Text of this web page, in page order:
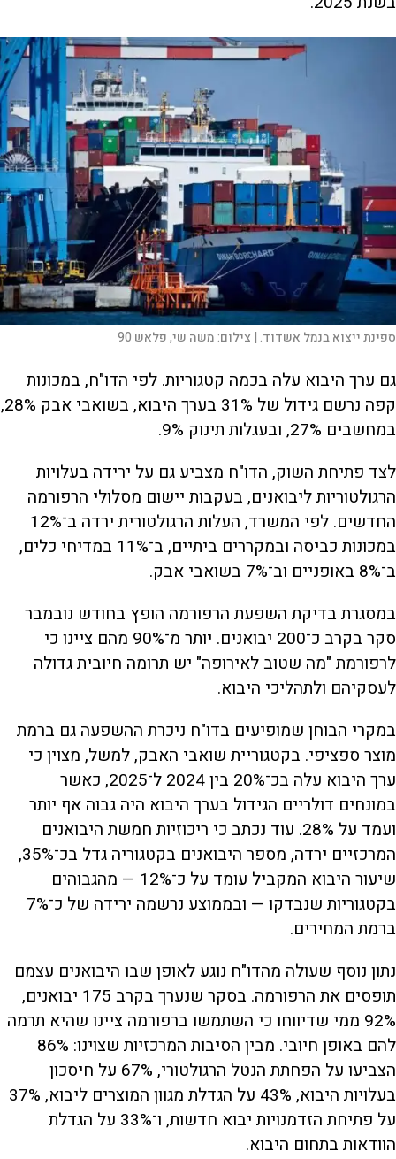
ספינת ייצוא בנמל אשדוד. | צילום:משה שי, פלאש 90
גם ערך היבוא עלה בכמה קטגוריות. לפי הדו"ח, במכונות
קפה נרשם גידול של 31% בערך היבוא, בשואבי אבק 28%,
במחשבים 27%, ובעגלות תינוק 9%.
לצד פתיחת השוק, הדו"ח מצביע גם על ירידה בעלויות
הרגולטוריות ליבואנים, בעקבות יישום מסלולי הרפורמה
החדשים. לפי המשרד, העלות הרגולטורית ירדה ב־12%
במכונות כביסה ובמקררים ביתיים, ב־11% במדיחי כלים,
ב־8% באופניים וב־7% בשואבי אבק.
במסגרת בדיקת השפעת הרפורמה הופץ בחודש נובמבר
סקר בקרב כ־200 יבואנים. יותר מ־90% מהם ציינו כי
לרפורמת "מה שטוב לאירופה" יש תרומה חיובית גדולה
לעסקיהם ולתהליכי היבוא.
במקרי הבוחן שמופיעים בדו"ח ניכרת ההשפעה גם ברמת
מוצר ספציפי. בקטגוריית שואבי האבק, למשל, מצוין כי
ערך היבוא עלה בכ־20% בין 2024 ל־2025, כאשר
במונחים דולריים הגידול בערך היבוא היה גבוה אף יותר
ועמד על 28%. עוד נכתב כי ריכוזיות חמשת היבואנים
המרכזיים ירדה, מספר היבואנים בקטגוריה גדל בכ־35%,
שיעור היבוא המקביל עומד על כ־12% — מהגבוהים
בקטגוריות שנבדקו — ובממוצע נרשמה ירידה של כ־7%
ברמת המחירים.
נתון נוסף שעולה מהדו"ח נוגע לאופן שבו היבואנים עצמם
תופסים את הרפורמה. בסקר שנערך בקרב 175 יבואנים,
92% ממי שדיווחו כי השתמשו ברפורמה ציינו שהיא תרמה
להם באופן חיובי. מבין הסיבות המרכזיות שצוינו: 86%
הצביעו על הפחתת הנטל הרגולטורי, 67% על חיסכון
בעלויות היבוא, 43% על הגדלת מגוון המוצרים ליבוא, 37%
על פתיחת הזדמנויות יבוא חדשות, ו־33% על הגדלת
הוודאות בתחום היבוא.